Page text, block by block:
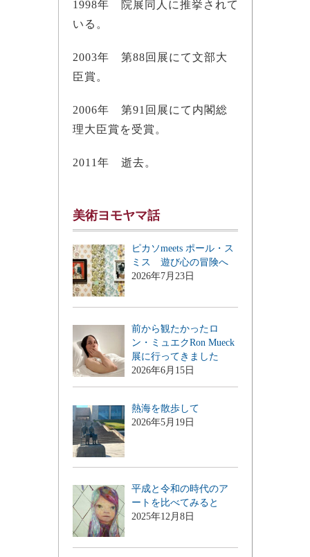
1998年 院展同人に推挙されて
いる。
2003年 第88回展にて文部大
臣賞。
2006年 第91回展にて内閣総
理大臣賞を受賞。
2011年 逝去。
美術ヨモヤマ話
ピカソmeets ポール・ス
ミス 遊び心の冒険へ
2026年7月23日
前から観たかったロ
ン・ミュエクRon Mueck
展に行ってきました
2026年6月15日
熱海を散歩して
2026年5月19日
平成と令和の時代のア
ートを比べてみると
2025年12月8日